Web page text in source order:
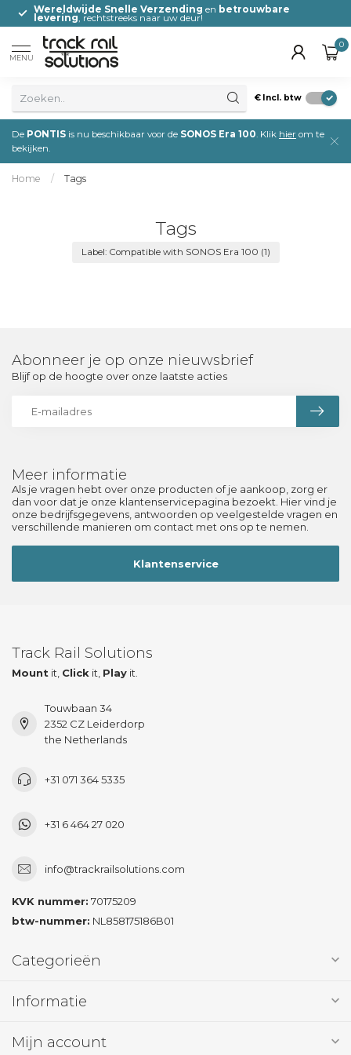
Wereldwijde Snelle Verzending en betrouwbare
levering, rechtstreeks naar uw deur!
MENU
0
€ Incl. btw
De PONTIS is nu beschikbaar voor de SONOS Era 100. Klik hier om te
bekijken.
Home / Tags
Tags
Label: Compatible with SONOS Era 100 (1)
Meer informatie
Als je vragen hebt over onze producten of je aankoop, zorg er
dan voor dat je onze klantenservicepagina bezoekt. Hier vind je
onze bedrijfsgegevens, antwoorden op veelgestelde vragen en
verschillende manieren om contact met ons op te nemen.
Klantenservice
Abonneer je op onze nieuwsbrief
Blijf op de hoogte over onze laatste acties
Track Rail Solutions
Mount it, Click it, Play it.
Touwbaan 34
2352 CZ Leiderdorp
the Netherlands
+31 071 364 5335
+31 6 464 27 020
info@trackrailsolutions.com
KVK nummer: 70175209
btw-nummer: NL858175186B01
Categorieën
Informatie
Mijn account